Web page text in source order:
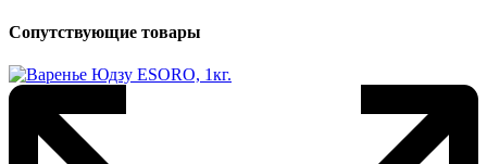
Сопутствующие товары